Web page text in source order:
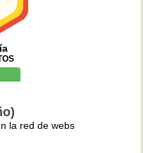
la red de webs